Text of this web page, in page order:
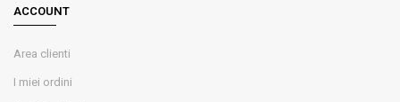
ACCOUNT
Area clienti
I miei ordini